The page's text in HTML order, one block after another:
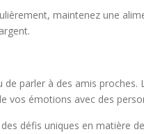
maintenez une
de parler à des amis
vos émotions avec des
défis uniques en matière